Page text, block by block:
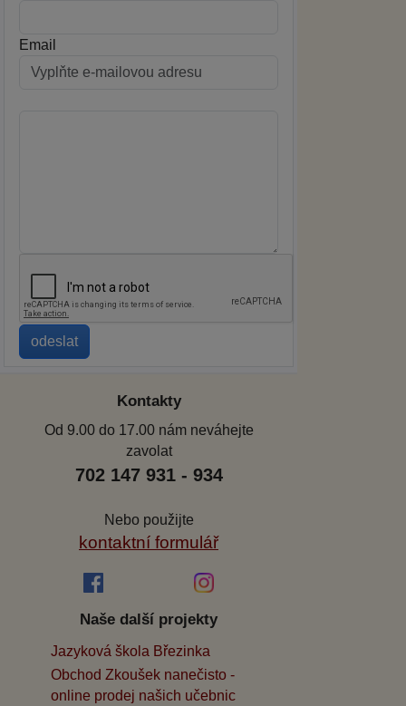
Email
Kontakty
Od 9.00 do 17.00 nám neváhejte
zavolat
702 147 931 - 934
Nebo použijte
kontaktní formulář
Naše další projekty
Jazyková škola Březinka
Obchod Zkoušek nanečisto -
online prodej našich učebnic